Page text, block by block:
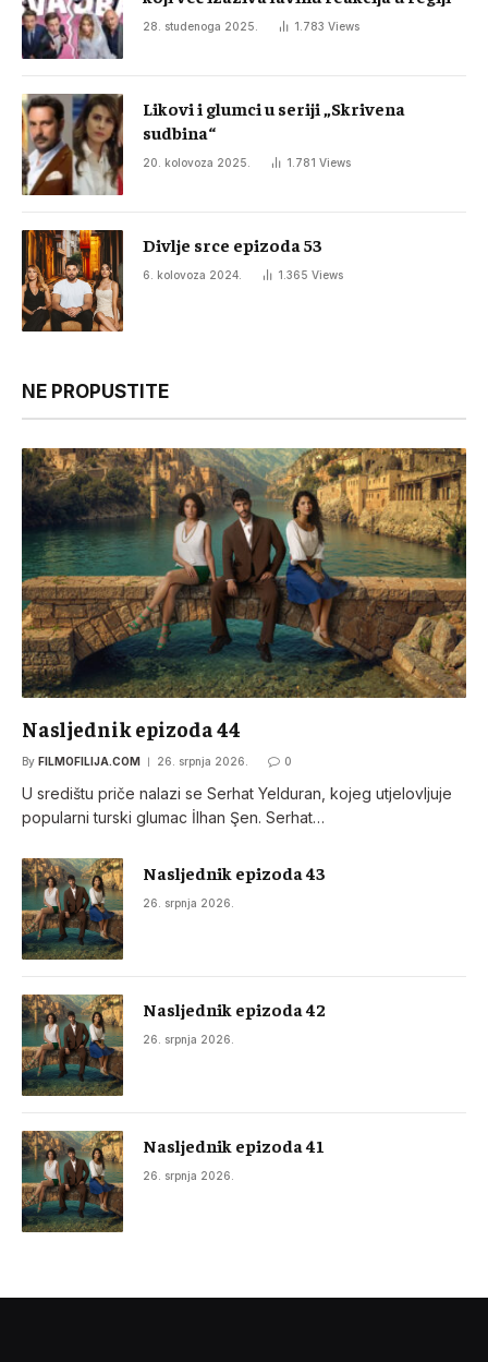
28. studenoga 2025. 1.783 Views
Likovi i glumci u seriji „Skrivena
sudbina“
20. kolovoza 2025. 1.781 Views
Divlje srce epizoda 53
6. kolovoza 2024. 1.365 Views
NE PROPUSTITE
Nasljednik epizoda 44
By FILMOFILIJA.COM 26. srpnja 2026. 0
U središtu priče nalazi se Serhat Yelduran, kojeg utjelovljuje
popularni turski glumac İlhan Şen. Serhat…
Nasljednik epizoda 43
26. srpnja 2026.
Nasljednik epizoda 42
26. srpnja 2026.
Nasljednik epizoda 41
26. srpnja 2026.